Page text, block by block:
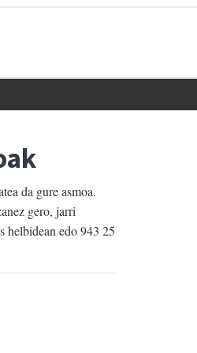
da gure asmoa.
gero, jarri
helbidean edo 943 25